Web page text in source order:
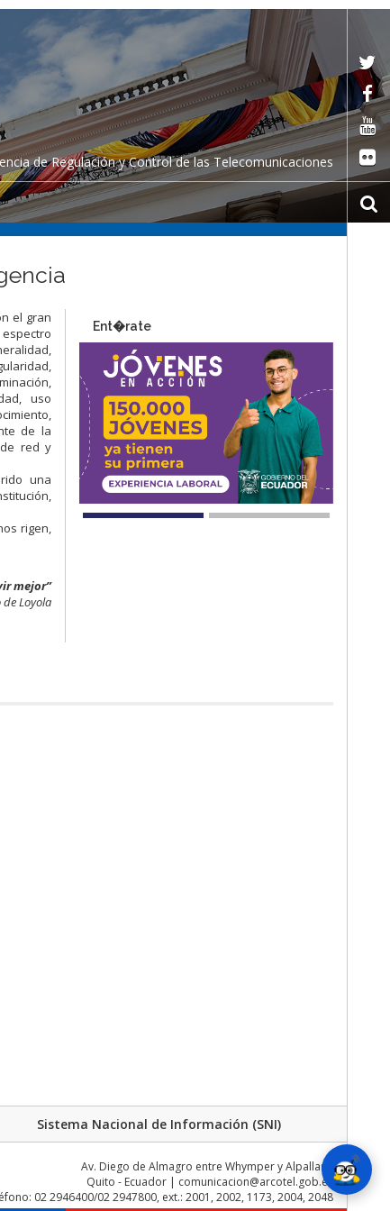
de Regulación y Control de las Telecomunicaciones
el gran
uso
de la
red y
una
rigen,
mejor”
de Loyola
Ent�rate
Sistema Nacional de Información (SNI)
Av. Diego de Almagro entre Whymper y Alpallana
Quito - Ecuador | comunicacion@arcotel.gob.ec
02 2946400/02 2947800, ext.: 2001, 2002, 1173, 2004, 2048